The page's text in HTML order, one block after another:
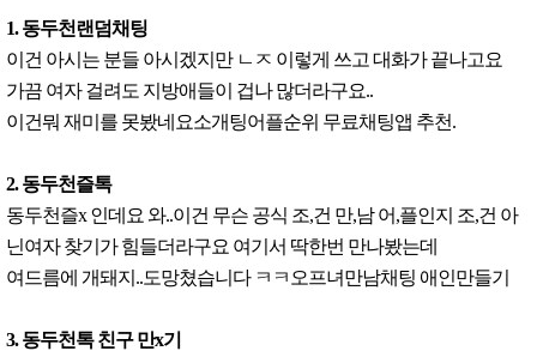
1. 동두천랜덤채팅
이건 아시는 분들 아시겠지만 ㄴㅈ 이렇게 쓰고 대화가 끝나고요
가끔 여자 걸려도 지방애들이 겁나 많더라구요..
이건뭐 재미를 못봤네요소개팅어플순위 무료채팅앱 추천.
2. 동두천즐톡
동두천즐x 인데요 와..이건 무슨 공식 조,건 만,남 어,플인지 조,건 아
닌여자 찾기가 힘들더라구요 여기서 딱한번 만나봤는데
여드름에 개돼지..도망쳤습니다 ㅋㅋ오프녀만남채팅 애인만들기
3. 동두천톡 친구 만x기